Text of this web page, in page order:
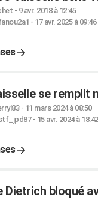
- 9 avr. 2018 à 12:45
- 17 avr. 2025 à 09:46
se remplit
- 11 mars 2024 à 08:50
- 15 avr. 2024 à 18:42
Dietrich bloqué